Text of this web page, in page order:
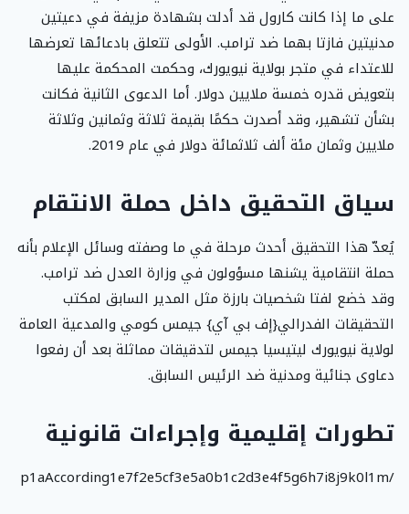
على ما إذا كانت كارول قد أدلت بشهادة مزيفة في دعيتين
مدنيتين فازتا بهما ضد ترامب. الأولى تتعلق بادعائها تعرضها
للاعتداء في متجر بولاية نيويورك، وحكمت المحكمة عليها
بتعويض قدره خمسة ملايين دولار. أما الدعوى الثانية فكانت
بشأن تشهير، وقد أصدرت حكمًا بقيمة ثلاثة وثمانين وثلاثة
ملايين وثمان مئة ألف ثلاثمائة دولار في عام 2019.
سياق التحقيق داخل حملة الانتقام
يُعدّ هذا التحقيق أحدث مرحلة في ما وصفته وسائل الإعلام بأنه
حملة انتقامية يشنها مسؤولون في وزارة العدل ضد ترامب.
وقد خضع لفتا شخصيات بارزة مثل المدير السابق لمكتب
التحقيقات الفدرالي{إف بي آي} جيمس كومي والمدعية العامة
لولاية نيويورك ليتيسيا جيمس لتدقيقات مماثلة بعد أن رفعوا
دعاوى جنائية ومدنية ضد الرئيس السابق.
تطورات إقليمية وإجراءات قانونية
/p1aAccording1e7f2e5cf3e5a0b1c2d3e4f5g6h7i8j9k0l1m